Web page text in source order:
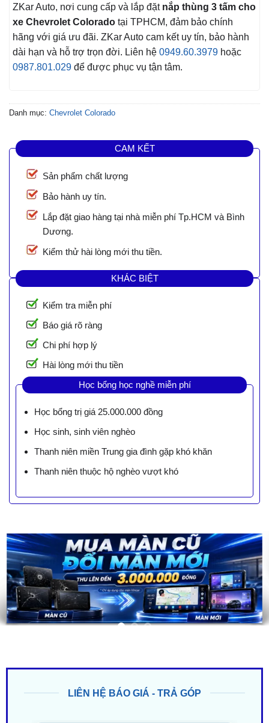
ZKar Auto, nơi cung cấp và lắp đặt nắp thùng 3 tấm cho
xe Chevrolet Colorado tại TPHCM, đảm bảo chính
hãng với giá ưu đãi. ZKar Auto cam kết uy tín, bảo hành
dài hạn và hỗ trợ trọn đời. Liên hệ 0949.60.3979 hoặc
0987.801.029 để được phục vụ tận tâm.
Danh mục: Chevrolet Colorado
CAM KẾT
Sản phẩm chất lượng
Bảo hành uy tín.
Lắp đặt giao hàng tại nhà miễn phí Tp.HCM và Bình
Dương.
Kiểm thử hài lòng mới thu tiền.
KHÁC BIỆT
Kiểm tra miễn phí
Báo giá rõ ràng
Chi phí hợp lý
Hài lòng mới thu tiền
Học bổng học nghề miễn phí
Học bổng trị giá 25.000.000 đồng
Học sinh, sinh viên nghèo
Thanh niên miền Trung gia đình gặp khó khăn
Thanh niên thuộc hộ nghèo vượt khó